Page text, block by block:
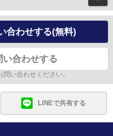
合わせする(無料)
い合わせする
い合わせください。
LINEで共有する